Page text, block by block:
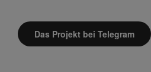
Das Projekt bei Telegram